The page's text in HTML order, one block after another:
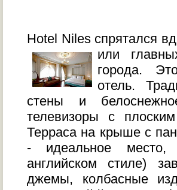
Hotel Niles спрятался
или
города.
отель.
стены и
телевизоры с
Терраса на крыше с
- идеальное
английском стиле)
джемы, колбасные